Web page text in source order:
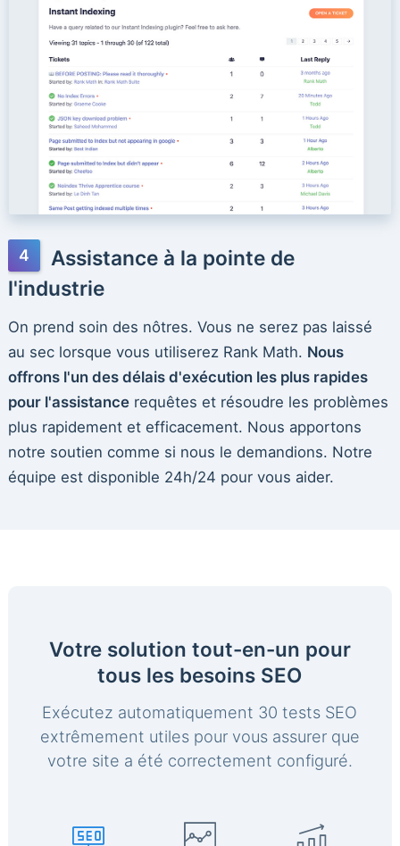
Assistance à la pointe de
l'industrie
On prend soin des nôtres. Vous ne serez pas laissé
au sec lorsque vous utiliserez Rank Math. Nous
offrons l'un des délais d'exécution les plus rapides
pour l'assistancerequêtes et résoudre les problèmes
plus rapidement et efficacement. Nous apportons
notre soutien comme si nous le demandions. Notre
équipe est disponible 24h/24 pour vous aider.
Votre solution tout-en-un pour
tous les besoins SEO
Exécutez automatiquement 30 tests SEO
extrêmement utiles pour vous assurer que
votre site a été correctement configuré.